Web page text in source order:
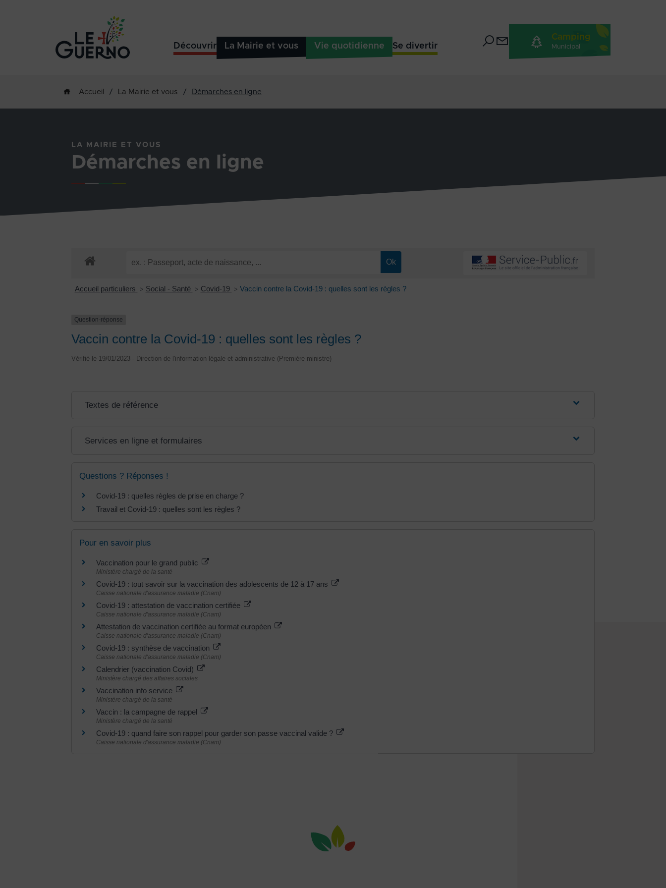
Découvrir La Mairie et vous Vie quotidienne Se divertir
Camping
Municipal
Accueil / La Mairie et vous / Démarches en ligne
LA MAIRIE ET VOUS
Démarches en ligne
Accueil particuliers > Social - Santé > Covid-19 > Vaccin contre la Covid-19 : quelles sont les règles ?
Question-réponse
Vaccin contre la Covid-19 : quelles sont les règles ?
Vérifié le 19/01/2023 - Direction de l'information légale et administrative (Première ministre)
Textes de référence
Services en ligne et formulaires
Questions ? Réponses !
Covid-19 : quelles règles de prise en charge ?
Travail et Covid-19 : quelles sont les règles ?
Pour en savoir plus
Vaccination pour le grand public
Ministère chargé de la santé
Covid-19 : tout savoir sur la vaccination des adolescents de 12 à 17 ans
Caisse nationale d'assurance maladie (Cnam)
Covid-19 : attestation de vaccination certifiée
Caisse nationale d'assurance maladie (Cnam)
Attestation de vaccination certifiée au format européen
Caisse nationale d'assurance maladie (Cnam)
Covid-19 : synthèse de vaccination
Caisse nationale d'assurance maladie (Cnam)
Calendrier (vaccination Covid)
Ministère chargé des affaires sociales
Vaccination info service
Ministère chargé de la santé
Vaccin : la campagne de rappel
Ministère chargé de la santé
Covid-19 : quand faire son rappel pour garder son passe vaccinal valide ?
Caisse nationale d'assurance maladie (Cnam)